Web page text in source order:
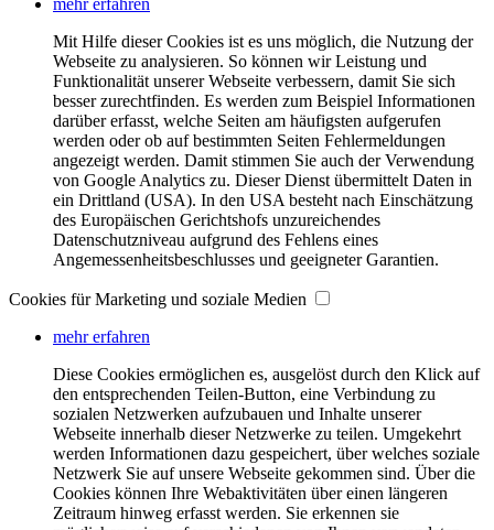
Mit Hilfe dieser Cookies ist es uns möglich, die Nutzung der
Webseite zu analysieren. So können wir Leistung und
Funktionalität unserer Webseite verbessern, damit Sie sich
besser zurechtfinden. Es werden zum Beispiel Informationen
darüber erfasst, welche Seiten am häufigsten aufgerufen
werden oder ob auf bestimmten Seiten Fehlermeldungen
angezeigt werden. Damit stimmen Sie auch der Verwendung
von Google Analytics zu. Dieser Dienst übermittelt Daten in
ein Drittland (USA). In den USA besteht nach Einschätzung
des Europäischen Gerichtshofs unzureichendes
Datenschutzniveau aufgrund des Fehlens eines
Angemessenheitsbeschlusses und geeigneter Garantien.
Cookies für Marketing und soziale Medien
mehr erfahren
Diese Cookies ermöglichen es, ausgelöst durch den Klick auf
den entsprechenden Teilen-Button, eine Verbindung zu
sozialen Netzwerken aufzubauen und Inhalte unserer
Webseite innerhalb dieser Netzwerke zu teilen. Umgekehrt
werden Informationen dazu gespeichert, über welches soziale
Netzwerk Sie auf unsere Webseite gekommen sind. Über die
Cookies können Ihre Webaktivitäten über einen längeren
Zeitraum hinweg erfasst werden. Sie erkennen sie